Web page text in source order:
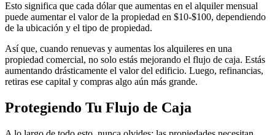
Esto significa que cada dólar que aumentas en el alquiler mensual
puede aumentar el valor de la propiedad en $10-$100, dependiendo
de la ubicación y el tipo de propiedad.
Así que, cuando renuevas y aumentas los alquileres en una
propiedad comercial, no solo estás mejorando el flujo de caja. Estás
aumentando drásticamente el valor del edificio. Luego, refinancias,
retiras ese capital y compras algo aún más grande.
Protegiendo Tu Flujo de Caja